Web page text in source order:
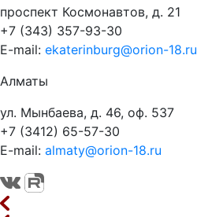
проспект Космонавтов, д. 21
+7 (343) 357-93-30
E-mail: ekaterinburg@orion-18.ru
Алматы
ул. Мынбаева, д. 46, оф. 537
+7 (3412) 65-57-30
E-mail: almaty@orion-18.ru